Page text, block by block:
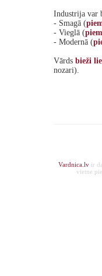
Industrija var
- Smagā (
- Vieglā (
- Modernā (
Vārds bieži
nozari).
Vardnica.lvir
vietne